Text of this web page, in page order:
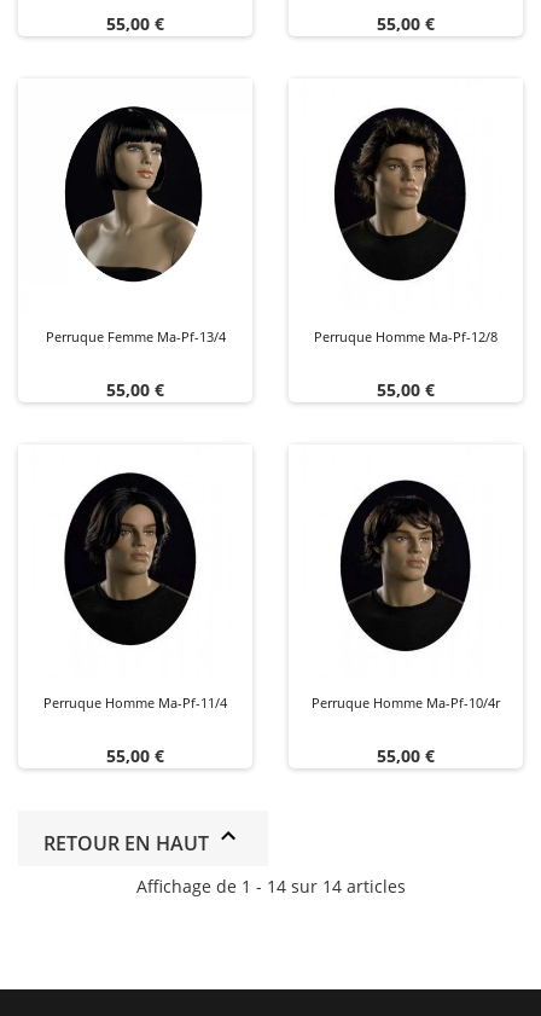
Prix
55,00 € Prix
55,00 €
Perruque Femme Ma-Pf-13/4
Prix
55,00 €
Perruque Homme Ma-Pf-12/8
Prix
55,00 €
Perruque Homme Ma-Pf-11/4
Prix
55,00 €
Perruque Homme Ma-Pf-10/4r
Prix
55,00 €
RETOUR EN HAUT
Affichage de 1 - 14 sur 14 articles